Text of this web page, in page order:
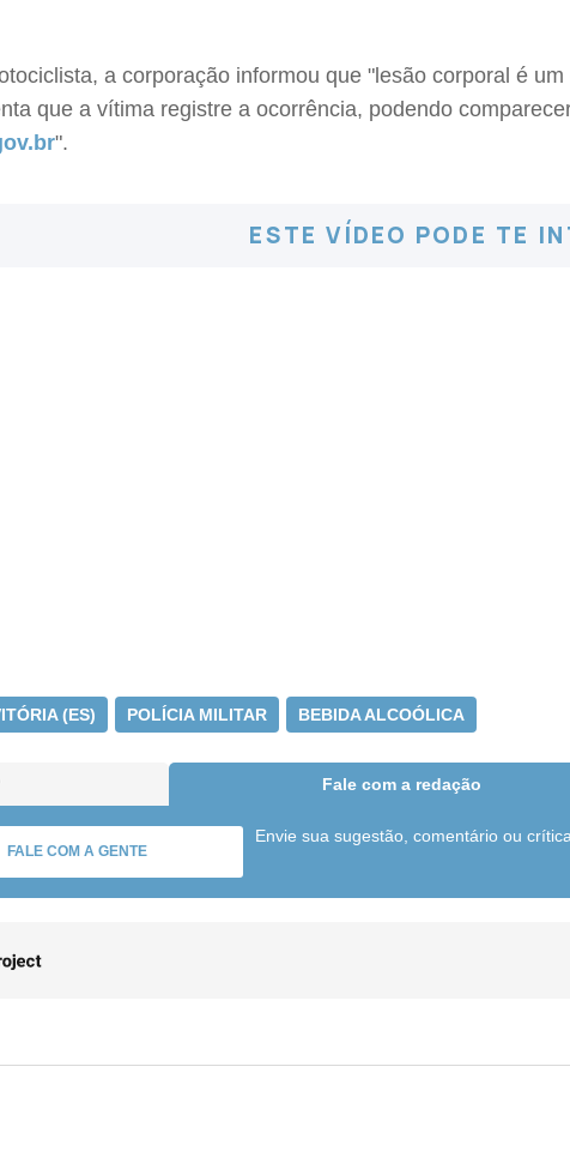
a corporação informou que "lesão corporal é
que a vítima registre a ocorrência, podendo
".
ESTE VÍDEO PODE TE
(ES) POLÍCIA MILITAR BEBIDA ALCOÓLICA
Fale com a redação
FALE COM A GENTE
Envie sua sugestão, comentário ou